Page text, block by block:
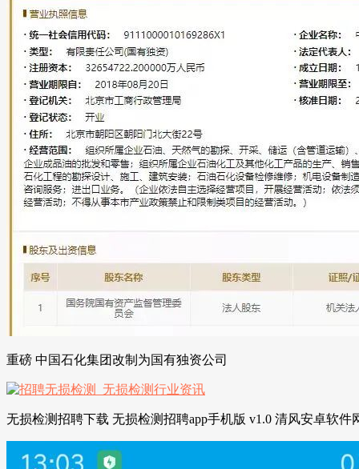
重磅 中国石化集团改制为国有独资公司
无损检测招聘下载 无损检测招聘app手机版 v1.0 清风安卓软件